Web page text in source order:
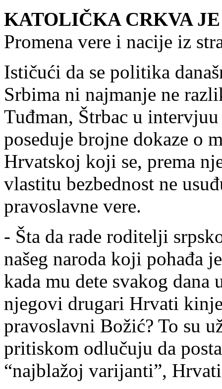
KATOLIČKA CRKVA
Promena vere i nacije iz
Ističući da se politika
Srbima ni najmanje ne
Tuđman, Štrbac u intervjuu
poseduje brojne dokaze o
Hrvatskoj koji se, prema
vlastitu bezbednost ne
pravoslavne vere.
- Šta da rade roditelji
našeg naroda koji pohađa
kada mu dete svakog
njegovi drugari Hrvati
pravoslavni Božić? To su
pritiskom odlučuju da
“najblažoj varijanti”,